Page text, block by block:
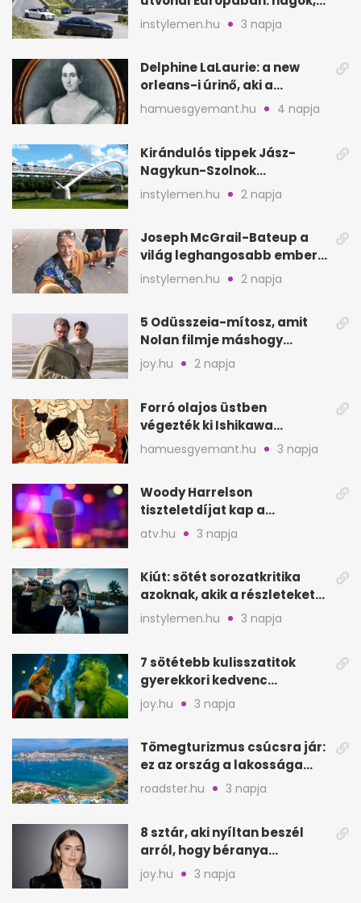
partok, fjordok
instylemen.hu 3 napja
Delphine LaLaurie: a new
orleans-i úrinő, aki a
padláson kínzott
hamuesgyemant.hu 4 napja
Kirándulós tippek Jász-
Nagykun-Szolnok
megyében: 6 kihagyhatatlan
hely
instylemen.hu 2 napja
Joseph McGrail-Bateup a
világ leghangosabb embere
lett Ausztráliából
instylemen.hu 2 napja
5 Odüsszeia-mítosz, amit
Nolan filmje máshogy
mutat, mint Homérosz
joy.hu 2 napja
Forró olajos üstben
végezték ki Ishikawa
Goemont, Japán Robin
Hoodját
hamuesgyemant.hu 3 napja
Woody Harrelson
tiszteletdíjat kap a
Szarajevói Filmfesztiválon
atv.hu 3 napja
Kiút: sötét sorozatkritika
azoknak, akik a részleteket
keresik
instylemen.hu 3 napja
7 sötétebb kulisszatitok
gyerekkori kedvenc
filmjeinkről a Joy szerint
joy.hu 3 napja
Tömegturizmus csúcsra jár:
ez az ország a lakossága
kétszeresét fogadja
roadster.hu 3 napja
8 sztár, aki nyíltan beszél
arról, hogy béranya
segítette a családalapítást
joy.hu 3 napja